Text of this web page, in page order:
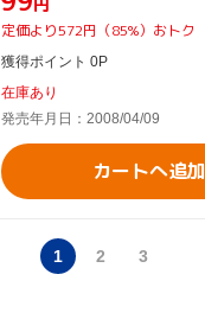
定価より572円（85%）おトク
獲得ポイント 0P
在庫あり
発売年月日：2008/04/09
カートへ追加
1 2 3